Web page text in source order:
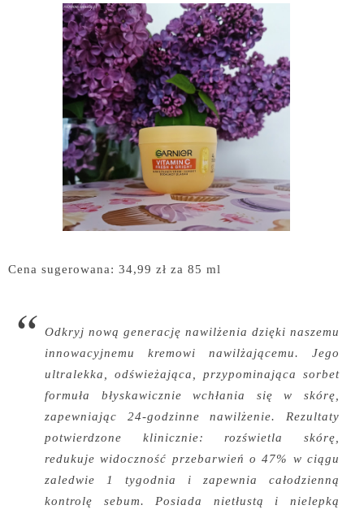
Cena sugerowana: 34,99 zł za 85 ml
Odkryj nową generację nawilżenia dzięki naszemu
innowacyjnemu kremowi nawilżającemu. Jego
ultralekka, odświeżająca, przypominająca sorbet
formuła błyskawicznie wchłania się w skórę,
zapewniając 24-godzinne nawilżenie. Rezultaty
potwierdzone klinicznie: rozświetla skórę,
redukuje widoczność przebarwień o 47% w ciągu
zaledwie 1 tygodnia i zapewnia całodzienną
kontrolę sebum. Posiada nietłustą i nielepką